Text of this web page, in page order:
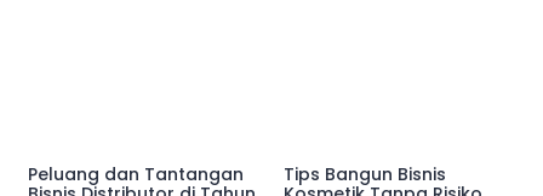
Peluang dan Tantangan
Tips Bangun Bisnis